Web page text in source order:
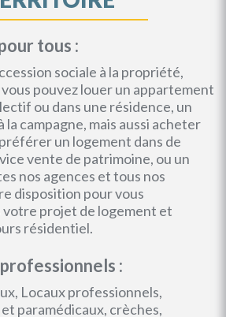
tous :
sociale à la propriété,
pouvez louer un appartement
ou dans une résidence, un
la campagne, mais aussi acheter
un logement dans de
vente de patrimoine, ou un
nos agences et tous nos
disposition pour vous
votre projet de logement et
résidentiel.
:
Locaux professionnels,
paramédicaux, crèches,